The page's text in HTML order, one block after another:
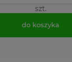
szt.
do koszyka